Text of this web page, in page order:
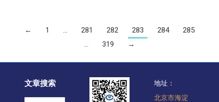
← 1 … 281 282 283 284
285
…
319 →
文章搜索
地址：
北京市海淀